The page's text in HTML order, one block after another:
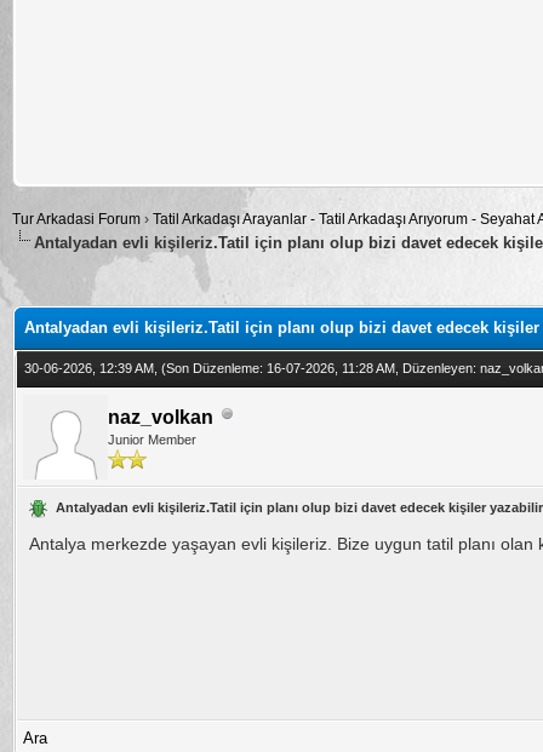
Tur Arkadasi Forum › Tatil Arkadaşı Arayanlar - Tatil Arkadaşı Arıyorum -
Antalyadan evli kişileriz.Tatil için planı olup bizi davet edecek
0
Antalyadan evli kişileriz.Tatil için planı olup bizi davet edecek
30-06-2026, 12:39 AM, (Son Düzenleme: 16-07-2026, 11:28 AM, Düzenleyen:
naz_volkan
Junior Member
Antalyadan evli kişileriz.Tatil için planı olup bizi davet edecek kişiler yazabilir
Antalya merkezde yaşayan evli kişileriz. Bize uygun tatil planı
Ara